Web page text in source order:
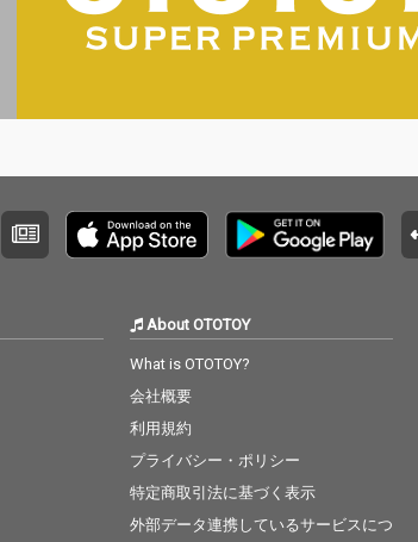
About OTOTOY
What is OTOTOY?
会社概要
利用規約
プライバシー・ポリシー
特定商取引法に基づく表示
外部データ連携しているサービスにつ